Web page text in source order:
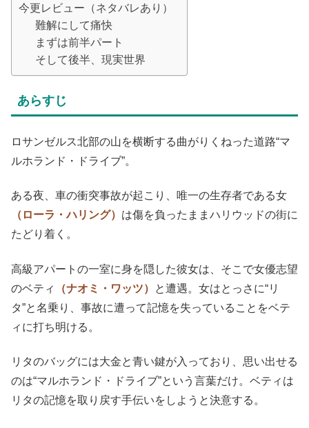
今更レビュー（ネタバレあり）
難解にして痛快
まずは前半パート
そして後半、現実世界
あらすじ
ロサンゼルス北部の山を横断する曲がりくねった道路“マ
ルホランド・ドライブ”。
ある夜、車の衝突事故が起こり、唯一の生存者である女
（ローラ・ハリング） は傷を負ったままハリウッドの街に
たどり着く。
高級アパートの一室に身を隠した彼女は、そこで女優志望
のベティ
（ナオミ・ワッツ）
と遭遇。女はとっさに“リ
タ”と名乗り、事故に遭って記憶を失っていることをベテ
ィに打ち明ける。
リタのバッグには大金と青い鍵が入っており、思い出せる
のは“マルホランド・ドライブ”という言葉だけ。ベティは
リタの記憶を取り戻す手伝いをしようと決意する。